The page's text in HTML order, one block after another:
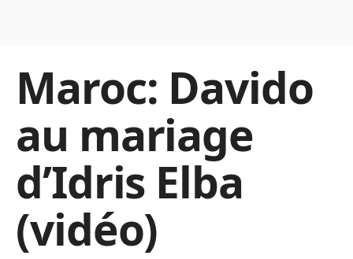
Maroc: Davido
au mariage
d’Idris Elba
(vidéo)